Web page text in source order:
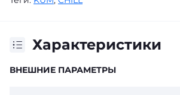
Характеристики
ВНЕШНИЕ ПАРАМЕТРЫ